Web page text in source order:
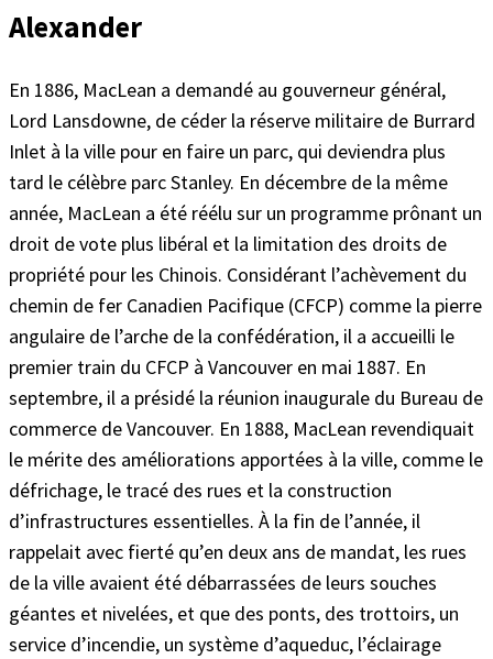
Alexander
En 1886, MacLean a demandé au gouverneur général,
Lord Lansdowne, de céder la réserve militaire de Burrard
Inlet à la ville pour en faire un parc, qui deviendra plus
tard le célèbre parc Stanley. En décembre de la même
année, MacLean a été réélu sur un programme prônant un
droit de vote plus libéral et la limitation des droits de
propriété pour les Chinois. Considérant l’achèvement du
chemin de fer Canadien Pacifique (CFCP) comme la pierre
angulaire de l’arche de la confédération, il a accueilli le
premier train du CFCP à Vancouver en mai 1887. En
septembre, il a présidé la réunion inaugurale du Bureau de
commerce de Vancouver. En 1888, MacLean revendiquait
le mérite des améliorations apportées à la ville, comme le
défrichage, le tracé des rues et la construction
d’infrastructures essentielles. À la fin de l’année, il
rappelait avec fierté qu’en deux ans de mandat, les rues
de la ville avaient été débarrassées de leurs souches
géantes et nivelées, et que des ponts, des trottoirs, un
service d’incendie, un système d’aqueduc, l’éclairage